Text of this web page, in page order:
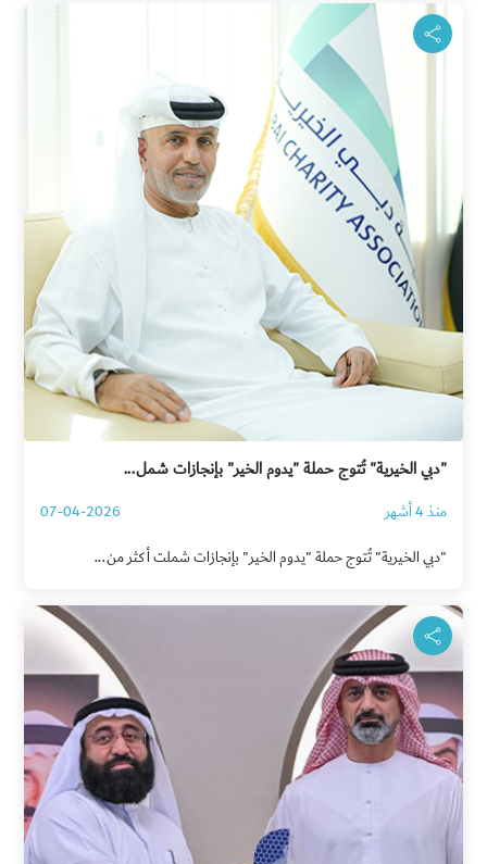
"دبي الخيرية" تُتوج حملة "يدوم الخير" بإنجازات شمل...
منذ 4 أشهر
07-04-2026
"دبي الخيرية" تُتوج حملة "يدوم الخير" بإنجازات شملت أكثر من...